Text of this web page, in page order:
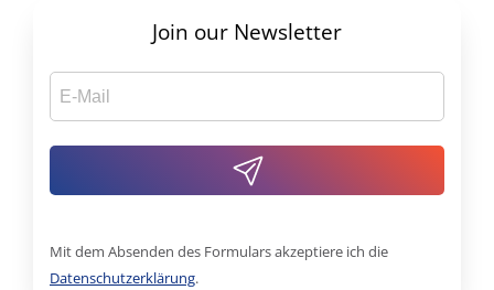
Join our Newsletter
Mit dem Absenden des Formulars akzeptiere ich die
Datenschutzerklärung.